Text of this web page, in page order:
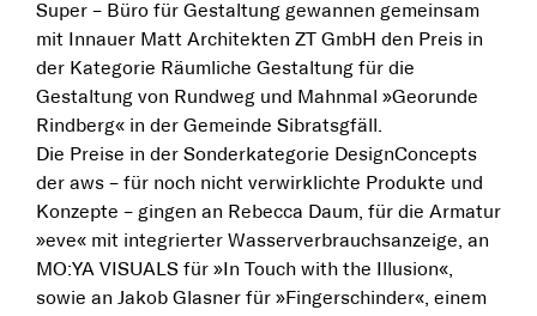
Super – Büro für Gestaltung gewannen gemeinsam
mit Innauer Matt Architekten ZT GmbH den Preis in
der Kategorie Räumliche Gestaltung für die
Gestaltung von Rundweg und Mahnmal »Georunde
Rindberg« in der Gemeinde Sibratsgfäll.
Die Preise in der Sonderkategorie DesignConcepts
der aws – für noch nicht verwirklichte Produkte und
Konzepte – gingen an Rebecca Daum, für die Armatur
»eve« mit integrierter Wasserverbrauchsanzeige, an
MO:YA VISUALS für »In Touch with the Illusion«,
sowie an Jakob Glasner für »Fingerschinder«, einem